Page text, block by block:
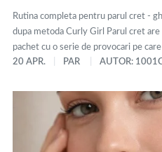
Rutina completa pentru parul cret -
dupa metoda Curly Girl Parul cret
pachet cu o serie de provocari pe
20 APR.
PAR AUTOR: